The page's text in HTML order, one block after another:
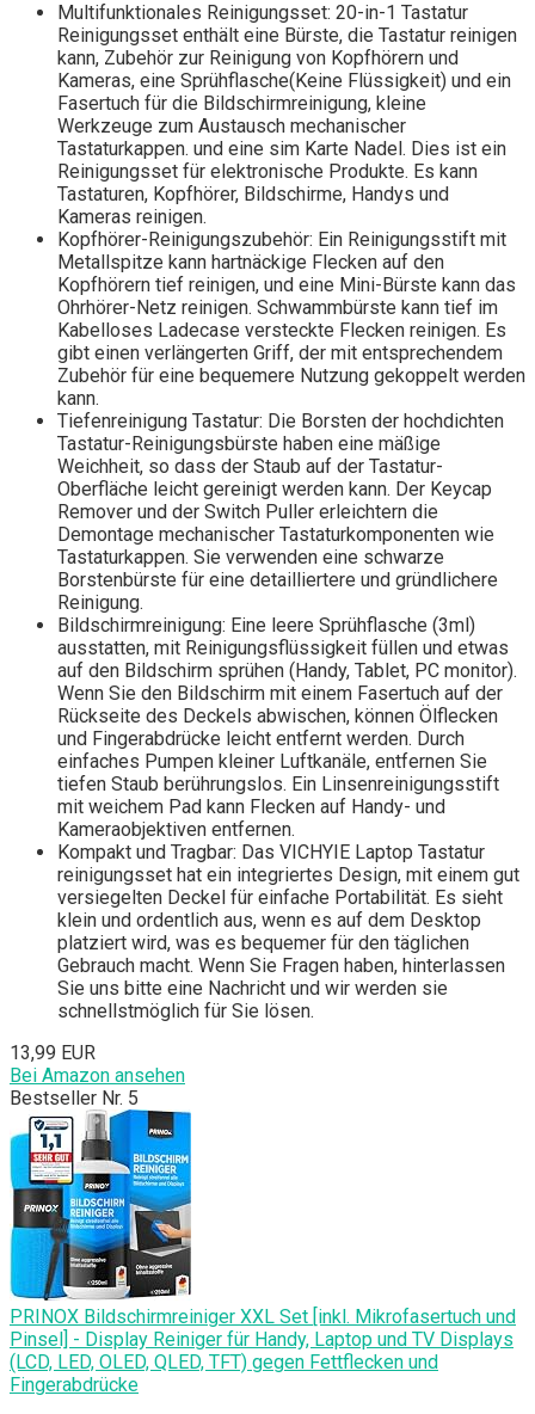
Multifunktionales Reinigungsset: 20-in-1 Tastatur
Reinigungsset enthält eine Bürste, die Tastatur reinigen
kann, Zubehör zur Reinigung von Kopfhörern und
Kameras, eine Sprühflasche(Keine Flüssigkeit) und ein
Fasertuch für die Bildschirmreinigung, kleine
Werkzeuge zum Austausch mechanischer
Tastaturkappen. und eine sim Karte Nadel. Dies ist ein
Reinigungsset für elektronische Produkte. Es kann
Tastaturen, Kopfhörer, Bildschirme, Handys und
Kameras reinigen.
Kopfhörer-Reinigungszubehör: Ein Reinigungsstift mit
Metallspitze kann hartnäckige Flecken auf den
Kopfhörern tief reinigen, und eine Mini-Bürste kann das
Ohrhörer-Netz reinigen. Schwammbürste kann tief im
Kabelloses Ladecase versteckte Flecken reinigen. Es
gibt einen verlängerten Griff, der mit entsprechendem
Zubehör für eine bequemere Nutzung gekoppelt werden
kann.
Tiefenreinigung Tastatur: Die Borsten der hochdichten
Tastatur-Reinigungsbürste haben eine mäßige
Weichheit, so dass der Staub auf der Tastatur-
Oberfläche leicht gereinigt werden kann. Der Keycap
Remover und der Switch Puller erleichtern die
Demontage mechanischer Tastaturkomponenten wie
Tastaturkappen. Sie verwenden eine schwarze
Borstenbürste für eine detailliertere und gründlichere
Reinigung.
Bildschirmreinigung: Eine leere Sprühflasche (3ml)
ausstatten, mit Reinigungsflüssigkeit füllen und etwas
auf den Bildschirm sprühen (Handy, Tablet, PC monitor).
Wenn Sie den Bildschirm mit einem Fasertuch auf der
Rückseite des Deckels abwischen, können Ölflecken
und Fingerabdrücke leicht entfernt werden. Durch
einfaches Pumpen kleiner Luftkanäle, entfernen Sie
tiefen Staub berührungslos. Ein Linsenreinigungsstift
mit weichem Pad kann Flecken auf Handy- und
Kameraobjektiven entfernen.
Kompakt und Tragbar: Das VICHYIE Laptop Tastatur
reinigungsset hat ein integriertes Design, mit einem gut
versiegelten Deckel für einfache Portabilität. Es sieht
klein und ordentlich aus, wenn es auf dem Desktop
platziert wird, was es bequemer für den täglichen
Gebrauch macht. Wenn Sie Fragen haben, hinterlassen
Sie uns bitte eine Nachricht und wir werden sie
schnellstmöglich für Sie lösen.
13,99 EUR
Bei Amazon ansehen
Bestseller Nr. 5
PRINOX Bildschirmreiniger XXL Set [inkl. Mikrofasertuch und
Pinsel] - Display Reiniger für Handy, Laptop und TV Displays
(LCD, LED, OLED, QLED, TFT) gegen Fettflecken und
Fingerabdrücke